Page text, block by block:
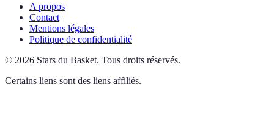
A propos
Contact
Mentions légales
Politique de confidentialité
© 2026 Stars du Basket. Tous droits réservés.
Certains liens sont des liens affiliés.